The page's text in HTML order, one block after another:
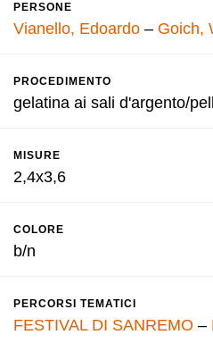
PERSONE
Vianello, Edoardo – Goich,
PROCEDIMENTO
gelatina ai sali d'argento/
MISURE
2,4x3,6
COLORE
b/n
PERCORSI TEMATICI
FESTIVAL DI SANREMO –